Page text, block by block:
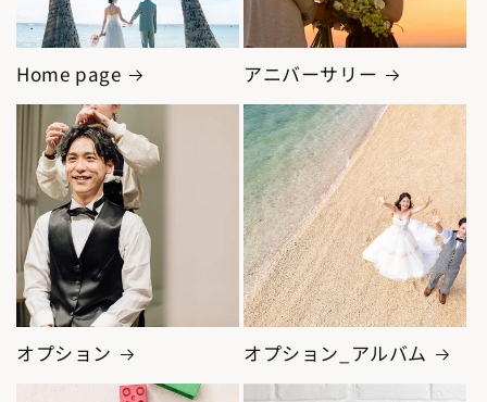
Home page アニバーサリー
オプション オプション_アルバム